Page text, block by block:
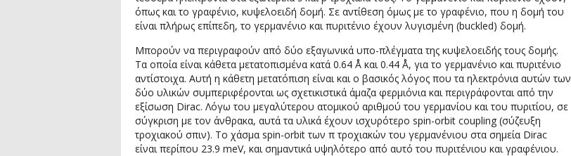
όπως και το γραφένιο, κυψελοειδή δομή. Σε αντίθεση όμως με το γραφένιο, που η δομή του
είναι πλήρως επίπεδη, το γερμανένιο και πυριτένιο έχουν λυγισμένη (buckled) δομή.
Μπορούν να περιγραφούν από δύο εξαγωνικά υπο-πλέγματα της κυψελοειδής τους δομής.
Τα οποία είναι κάθετα μετατοπισμένα κατά 0.64 Å και 0.44 Å, για το γερμανένιο και πυριτένιο
αντίστοιχα. Αυτή η κάθετη μετατόπιση είναι και ο βασικός λόγος που τα ηλεκτρόνια αυτών των
δύο υλικών συμπεριφέρονται ως σχετικιστικά άμαζα φερμιόνια και περιγράφονται από την
εξίσωση Dirac. Λόγω του μεγαλύτερου ατομικού αριθμού του γερμανίου και του πυριτίου, σε
σύγκριση με τον άνθρακα, αυτά τα υλικά έχουν ισχυρότερo spin-orbit coupling (σύζευξη
τροχιακού σπιν). Το χάσμα spin-orbit των π τροχιακών του γερμανένιου στα σημεία Dirac
είναι περίπου 23.9 meV, και σημαντικά υψηλότερο από αυτό του πυριτένιου και γραφένιου.